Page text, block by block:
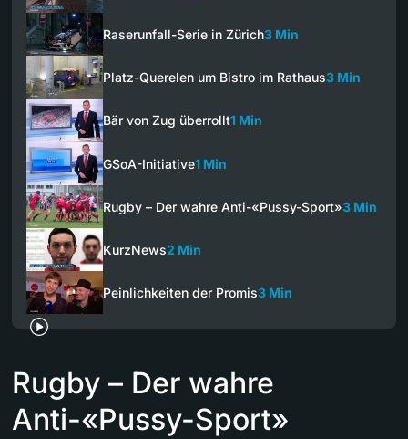
Raserunfall-Serie in Zürich3 Min
Platz-Querelen um Bistro im Rathaus3 Min
Bär von Zug überrollt1 Min
GSoA-Initiative1 Min
Rugby – Der wahre Anti-«Pussy-Sport»3 Min
KurzNews2 Min
Peinlichkeiten der Promis3 Min
Rugby – Der wahre
Anti-«Pussy-Sport»